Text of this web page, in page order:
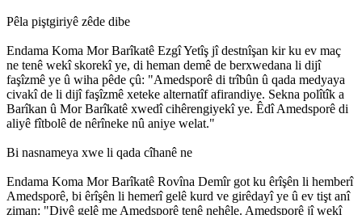
Pêla piştgiriyê zêde dibe
Endama Koma Mor Barîkatê Ezgî Yetîş jî destnîşan kir ku ev maç
ne tenê wekî skorekî ye, di heman demê de berxwedana li dijî
faşîzmê ye û wiha pêde çû: "Amedsporê di trîbûn û qada medyaya
civakî de li dijî faşîzmê xeteke alternatîf afirandiye. Sekna polîtîk a
Barîkan û Mor Barîkatê xwedî cihêrengiyekî ye. Êdî Amedsporê di
aliyê fîtbolê de nêrîneke nû aniye welat."
Bi nasnameya xwe li qada cîhanê ne
Endama Koma Mor Barîkatê Rovîna Demîr got ku êrîşên li hemberî
Amedsporê, bi êrîşên li hemerî gelê kurd ve girêdayî ye û ev tişt anî
ziman: "Divê gelê me Amedsporê tenê nehêle. Amedsporê jî wekî